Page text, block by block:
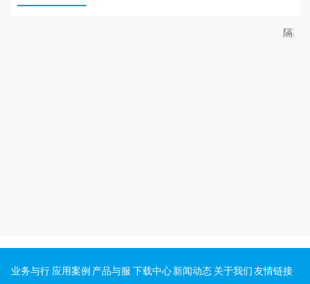
隔离
业务与行 应用案例 产品与服 下载中心 新闻动态 关于我们 友情链接